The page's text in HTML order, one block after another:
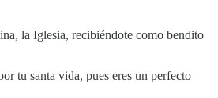
la Iglesia, recibiéndote como bendito
tu santa vida, pues eres un perfecto